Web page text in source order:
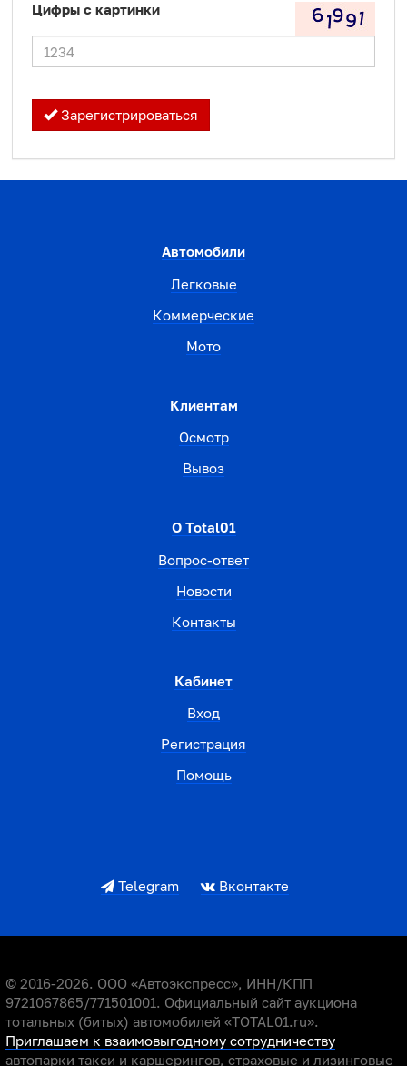
Цифры с картинки
Зарегистрироваться
Автомобили
Легковые
Коммерческие
Мото
Клиентам
Осмотр
Вывоз
О Total01
Вопрос-ответ
Новости
Контакты
Кабинет
Вход
Регистрация
Помощь
Telegram Вконтакте
© 2016-2026. ООО «Автоэкспресс», ИНН/КПП
9721067865/771501001. Официальный сайт аукциона
тотальных (битых) автомобилей «TOTAL01.ru».
Приглашаем к взаимовыгодному сотрудничеству
автопарки такси и каршерингов, страховые и лизинговые